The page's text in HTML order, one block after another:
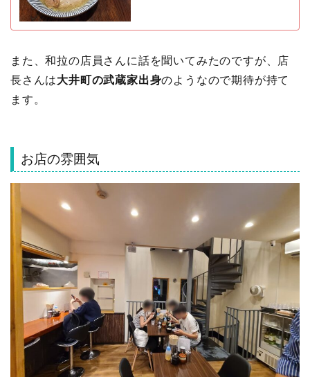
また、和拉の店員さんに話を聞いてみたのですが、店
長さんは大井町の武蔵家出身のようなので期待が持て
ます。
お店の雰囲気